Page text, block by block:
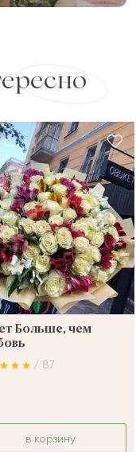
Больше, чем
/ 87
в корзину